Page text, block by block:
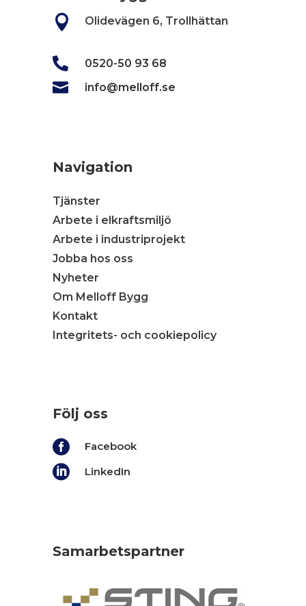
 Olidevägen 6, Trollhättan
 0520-50 93 68
 info@melloff.se
Navigation
Tjänster
Arbete i elkraftsmiljö
Arbete i industriprojekt
Jobba hos oss
Nyheter
Om Melloff Bygg
Kontakt
Integritets- och cookiepolicy
Följ oss
 Facebook
 LinkedIn
Samarbetspartner